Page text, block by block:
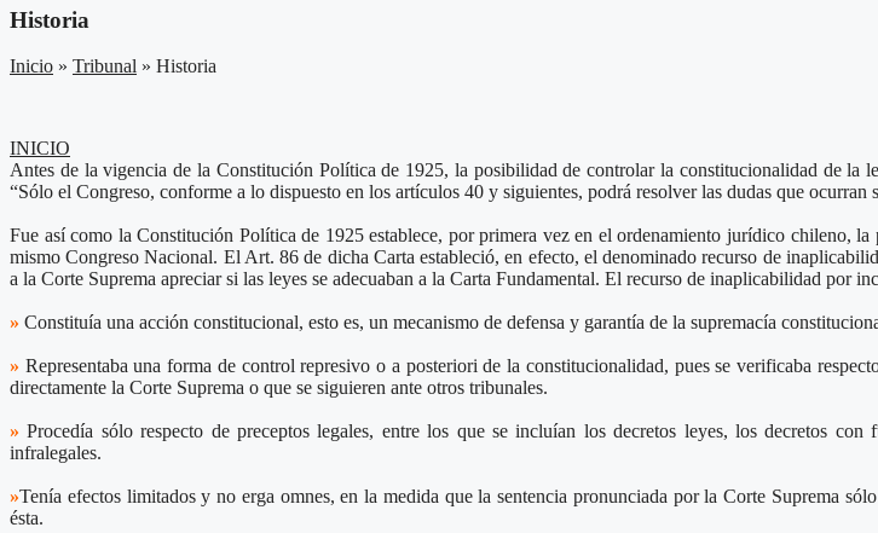
Historia
Inicio » Tribunal » Historia
INICIO
Antes de la vigencia de la Constitución Política de 1925, la posibilidad de controlar la constitucionalidad de
“Sólo el Congreso, conforme a lo dispuesto en los artículos 40 y siguientes, podrá resolver las dudas que ocurran
Fue así como la Constitución Política de 1925 establece, por primera vez en el ordenamiento jurídico chileno,
mismo Congreso Nacional. El Art. 86 de dicha Carta estableció, en efecto, el denominado recurso de
a la Corte Suprema apreciar si las leyes se adecuaban a la Carta Fundamental. El recurso de inaplicabilidad por
» Constituía una acción constitucional, esto es, un mecanismo de defensa y garantía de la supremacía
» Representaba una forma de control represivo o a posteriori de la constitucionalidad, pues se verificaba
directamente la Corte Suprema o que se siguieren ante otros tribunales.
» Procedía sólo respecto de preceptos legales, entre los que se incluían los decretos leyes, los decretos
infralegales.
»Tenía efectos limitados y no erga omnes, en la medida que la sentencia pronunciada por la Corte Suprema
ésta.